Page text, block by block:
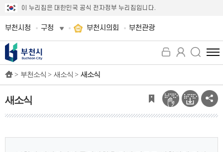
이 누리집은 대한민국 공식 전자정부 누리집입니다.
부천시청 구청 부천시의회 부천관광
전
체
뉴
보
기
> 부천소식 > 새소식 > 새소식
새소식